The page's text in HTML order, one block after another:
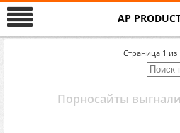
AP
Страница 1 из
Порносайты